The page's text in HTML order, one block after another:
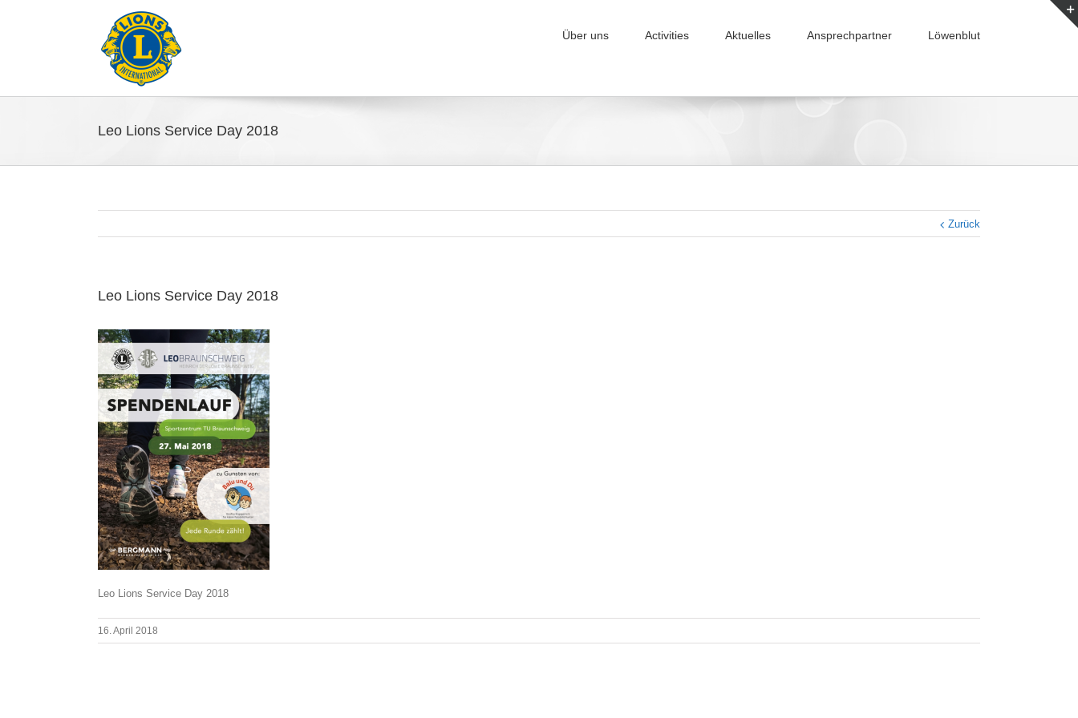
Über uns Activities Aktuelles Ansprechpartner Löwenblut
Leo Lions Service Day 2018
Zurück
Leo Lions Service Day 2018
Leo Lions Service Day 2018
16. April 2018